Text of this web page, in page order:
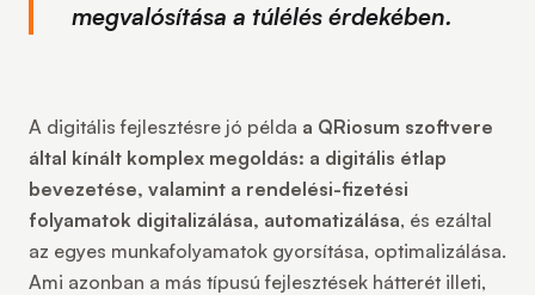
megvalósítása a túlélés érdekében.
A digitális fejlesztésre jó példa a QRiosum szoftvere
által kínált komplex megoldás: a digitális étlap
bevezetése, valamint a rendelési-fizetési
folyamatok digitalizálása, automatizálása, és ezáltal
az egyes munkafolyamatok gyorsítása, optimalizálása.
Ami azonban a más típusú fejlesztések hátterét illeti,